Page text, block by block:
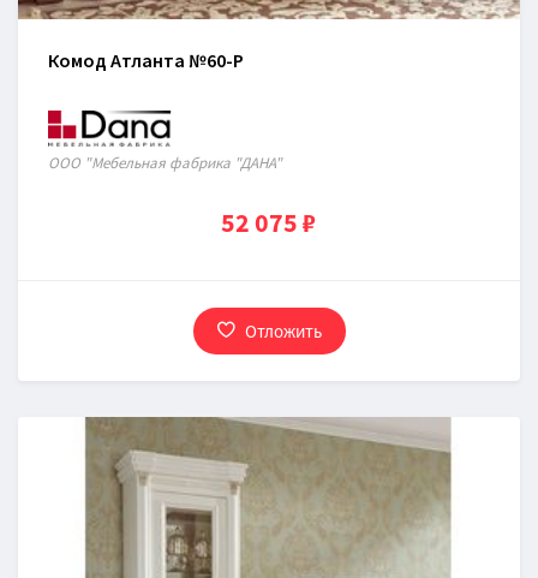
Комод Атланта №60-P
ООО "Мебельная фабрика "ДАНА"
52 075 ₽
Отложить